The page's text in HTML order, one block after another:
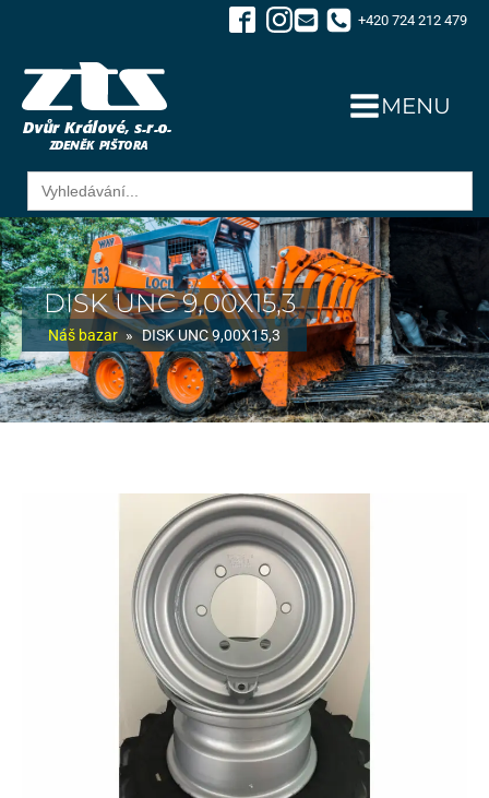
+420 724 212 479
MENU
Search
for:
DISK UNC 9,00X15,3
Náš bazar » DISK UNC 9,00X15,3